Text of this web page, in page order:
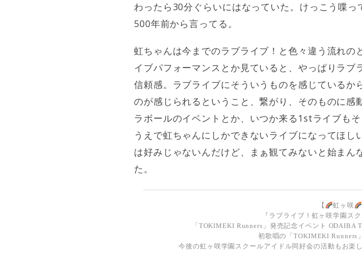
わったら30分ぐらいにはなっていた。けっこう喋
500年前から言ってる。
虹ちゃんは今までのラブライブ！と色々違う流れの
イブパフォーマンスとか見ていると、やっぱりラ
信頼感。ラブライブにそういうものを感じているか
のが感じられるということ、繋がり、そのものに
ラボールのイベントとか、いつか来る1stライブも
うえで虹ちゃんにしかできないライブになってほ
は好みじゃないんだけど、まぁ観てみないと始まん
た。
【 虹ヶ咲
『ラブライブ！虹ヶ咲学園ス
「TOKIMEKI Runners」発売記念イベント ODAIBA
初歌唱の「TOKIMEKI Runners
今後の虹ヶ咲学園スクールアイドル同好会の活動もお楽